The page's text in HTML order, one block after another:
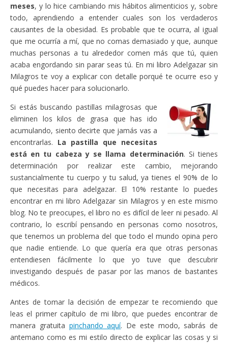
meses, y lo hice cambiando mis hábitos alimenticios y, sobre
todo, aprendiendo a entender cuales son los verdaderos
causantes de la obesidad. Es probable que te ocurra, al igual
que me ocurría a mí, que no comas demasiado y que, aunque
muchas personas a tu alrededor comen más que tú, quien
acaba engordando sin parar seas tú. En mi libro Adelgazar sin
Milagros te voy a explicar con detalle porqué te ocurre eso y
qué puedes hacer para solucionarlo.
Si estás buscando pastillas milagrosas que
eliminen los kilos de grasa que has ido
acumulando, siento decirte que jamás vas a
encontrarlas. La pastilla que necesitas
está en tu cabeza y se llama determinación. Si tienes
determinación por realizar este cambio, mejorando
sustancialmente tu cuerpo y tu salud, ya tienes el 90% de lo
que necesitas para adelgazar. El 10% restante lo puedes
encontrar en mi libro Adelgazar sin Milagros y en este mismo
blog. No te preocupes, el libro no es difícil de leer ni pesado. Al
contrario, lo escribí pensando en personas como nosotros,
que tenemos un problema del que todo el mundo opina pero
que nadie entiende. Lo que quería era que otras personas
entendiesen fácilmente lo que yo tuve que descubrir
investigando después de pasar por las manos de bastantes
médicos.
Antes de tomar la decisión de empezar te recomiendo que
leas el primer capítulo de mi libro, que puedes encontrar de
manera gratuita pinchando aquí. De este modo, sabrás de
antemano como es mi estilo directo de explicar las cosas y si